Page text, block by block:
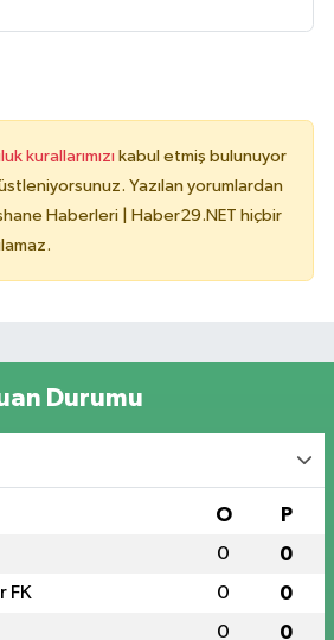
kurallarımızı kabul etmiş bulunuyor
Yazılan yorumlardan
Haberleri | Haber29.NET hiçbir
Durumu
O P
0 0
FK 0 0
0 0